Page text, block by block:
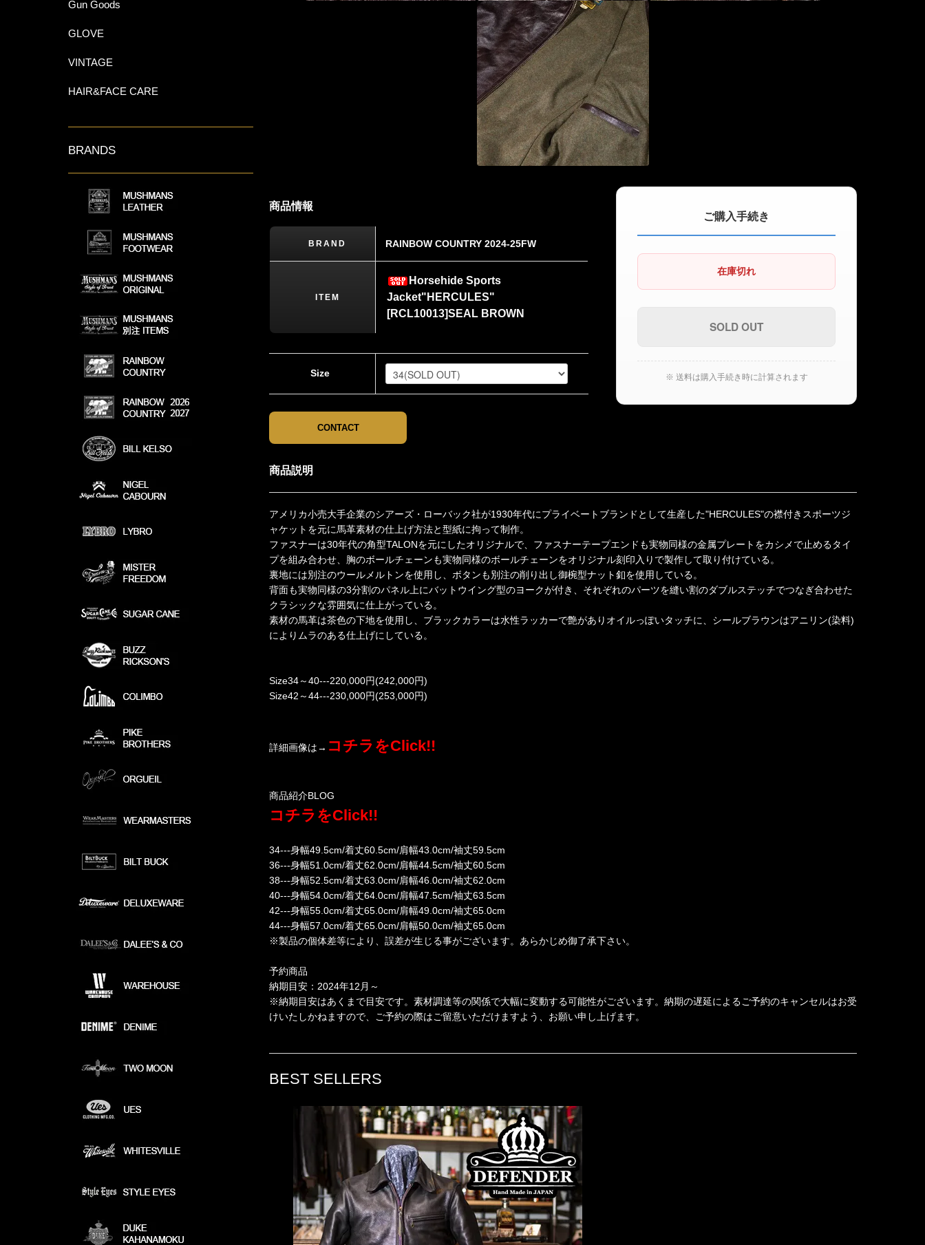
商品情報
BRAND RAINBOW COUNTRY 2024-25FW
ITEM
Horsehide Sports
Jacket"HERCULES"
[RCL10013]SEAL BROWN
Size
CONTACT
ご購入手続き
在庫切れ
※ 送料は購入手続き時に計算されます
商品説明
アメリカ小売大手企業のシアーズ・ローバック社が1930年代にプライベートブランドとして生産した"HERCULES"の襟付きスポーツジ
ャケットを元に馬革素材の仕上げ方法と型紙に拘って制作。
ファスナーは30年代の角型TALONを元にしたオリジナルで、ファスナーテープエンドも実物同様の金属プレートをカシメで止めるタイ
プを組み合わせ、胸のボールチェーンも実物同様のボールチェーンをオリジナル刻印入りで製作して取り付けている。
裏地には別注のウールメルトンを使用し、ボタンも別注の削り出し御椀型ナット釦を使用している。
背面も実物同様の3分割のパネル上にバットウイング型のヨークが付き、それぞれのパーツを縫い割のダブルステッチでつなぎ合わせた
クラシックな雰囲気に仕上がっている。
素材の馬革は茶色の下地を使用し、ブラックカラーは水性ラッカーで艶がありオイルっぽいタッチに、シールブラウンはアニリン(染料)
によりムラのある仕上げにしている。
Size34～40---220,000円(242,000円)
Size42～44---230,000円(253,000円)
詳細画像は→ コチラをClick!!
商品紹介BLOG
コチラをClick!!
34---身幅49.5cm/着丈60.5cm/肩幅43.0cm/袖丈59.5cm
36---身幅51.0cm/着丈62.0cm/肩幅44.5cm/袖丈60.5cm
38---身幅52.5cm/着丈63.0cm/肩幅46.0cm/袖丈62.0cm
40---身幅54.0cm/着丈64.0cm/肩幅47.5cm/袖丈63.5cm
42---身幅55.0cm/着丈65.0cm/肩幅49.0cm/袖丈65.0cm
44---身幅57.0cm/着丈65.0cm/肩幅50.0cm/袖丈65.0cm
※製品の個体差等により、誤差が生じる事がございます。あらかじめ御了承下さい。
予約商品
納期目安：2024年12月～
※納期目安はあくまで目安です。素材調達等の関係で大幅に変動する可能性がございます。納期の遅延によるご予約のキャンセルはお受
けいたしかねますので、ご予約の際はご留意いただけますよう、お願い申し上げます。
BEST SELLERS
Gun Goods
GLOVE
VINTAGE
HAIR&FACE CARE
BRANDS